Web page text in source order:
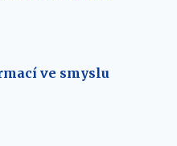
ve smyslu